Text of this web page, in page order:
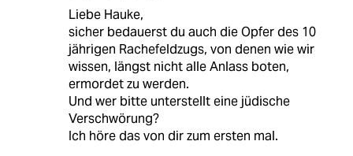
Liebe Hauke,
sicher bedauerst du auch die Opfer des 10
jährigen Rachefeldzugs, von denen wie wir
wissen, längst nicht alle Anlass boten,
ermordet zu werden.
Und wer bitte unterstellt eine jüdische
Verschwörung?
Ich höre das von dir zum ersten mal.